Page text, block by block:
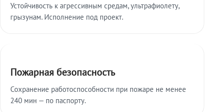
Устойчивость к агрессивным средам, ультрафиолету,
грызунам. Исполнение под проект.
Пожарная безопасность
Сохранение работоспособности при пожаре не менее
240 мин — по паспорту.